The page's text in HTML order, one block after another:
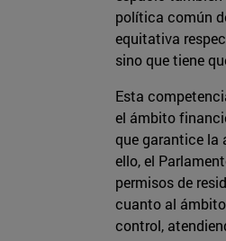
política común
equitativa
sino que tiene
Esta
el ámbito
que garantice la
ello, el
permisos de
cuanto al
control,